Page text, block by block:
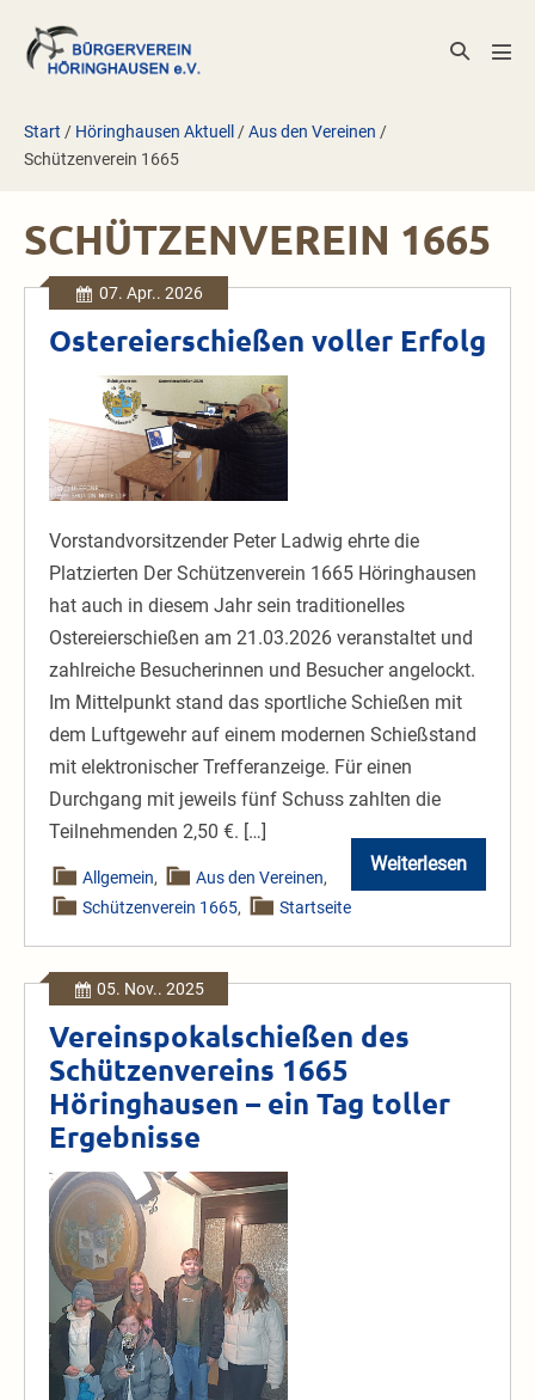
Inhalt
springen
Suche-
Start / Höringhausen Aktuell /Aus den Vereinen /
Schützenverein 1665
SCHÜTZENVEREIN 1665
07. Apr.. 2026
Ostereierschießen voller Erfolg
Ostereierschießen
voller
Erfolg
Vorstandvorsitzender Peter Ladwig ehrte die
Platzierten Der Schützenverein 1665 Höringhausen
hat auch in diesem Jahr sein traditionelles
Ostereierschießen am 21.03.2026 veranstaltet und
zahlreiche Besucherinnen und Besucher angelockt.
Im Mittelpunkt stand das sportliche Schießen mit
dem Luftgewehr auf einem modernen Schießstand
mit elektronischer Trefferanzeige. Für einen
Durchgang mit jeweils fünf Schuss zahlten die
Teilnehmenden 2,50 €. […]
Weiterlesen
voller
Allgemein, Aus den Vereinen,
Schützenverein 1665, Startseite
05. Nov.. 2025
Vereinspokalschießen des
Schützenvereins 1665
Höringhausen – ein Tag toller
Ergebnisse
Vereinspokalschießen
des
Schützenvereins
1665
Höringhausen –
ein
Tag